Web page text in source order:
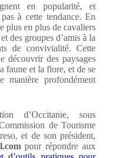
en popularité, et
à cette tendance. En
plus en plus de cavaliers
des groupes d’amis à la
de convivialité. Cette
découvrir des paysages
faune et la flore, et de se
manière profondément
d’Occitanie, sous
de Tourisme
et de son président,
pour répondre aux